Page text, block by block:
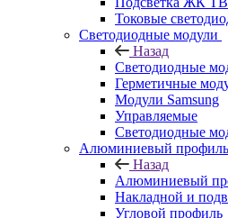
Токовые
Светодиодные модули
Назад
Светодиодные
Герметичные
Модули Samsung
Управляемые
Светодиодные
Алюминиевый профиль
Назад
Алюминиевый
Накладной и
Угловой профиль